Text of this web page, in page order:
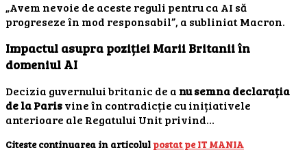
„Avem nevoie de aceste reguli pentru ca AI să
progreseze în mod responsabil”, a subliniat Macron.
Impactul asupra poziției Marii Britanii în
domeniul AI
Decizia guvernului britanic de a nu semna declarația
de la Parisvine în contradicție cu inițiativele
anterioare ale Regatului Unit privind…
Citeste continuarea in articolul postat pe IT MANIA